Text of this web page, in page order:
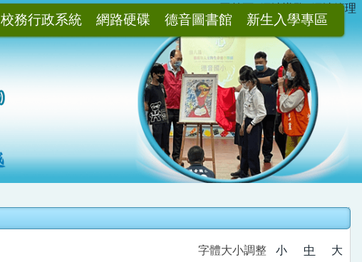
網站管理
校務行政系統 網路硬碟 德音圖書館 新生入學專區
字體大小調整 小 中
大